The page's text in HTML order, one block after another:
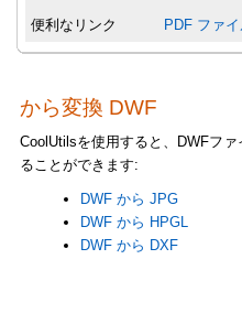
便利なリンク PDF ファ
から変換 DWF
CoolUtilsを使用すると、DWFフ
ることができます:
DWF から JPG
DWF から HPGL
DWF から DXF